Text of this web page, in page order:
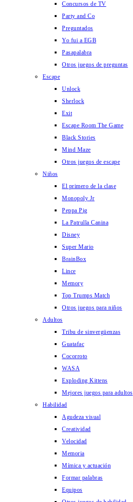
Concursos de TV
Party and Co
Preguntados
Yo fui a EGB
Pasapalabra
Otros juegos de preguntas
Escape
Unlock
Sherlock
Exit
Escape Room The Game
Black Stories
Mind Maze
Otros juegos de escape
Niños
El primero de la clase
Monopoly Jr
Peppa Pig
La Patrulla Canina
Disney
Super Mario
BrainBox
Lince
Memory
Top Trumps Match
Otros juegos para niños
Adultos
Tribu de sinvergüenzas
Guatafac
Cocorroto
WASA
Exploding Kittens
Mejores juegos para adultos
Habilidad
Agudeza visual
Creatividad
Velocidad
Memoria
Mímica y actuación
Formar palabras
Equipos